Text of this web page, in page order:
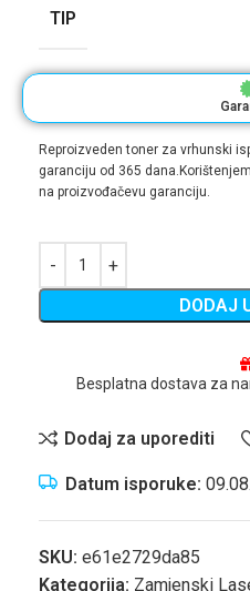
TIP
Reproizveden toner za vrhunski
garanciju od 365
na proizvođačevu garanciju.
DODAJ
Besplatna dostava za
Dodaj za uporediti
Datum isporuke:
SKU: e61e2729da85
Kategorija: Zamjenski